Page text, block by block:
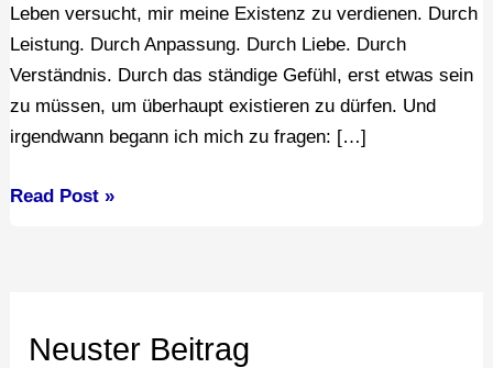
Leben versucht, mir meine Existenz zu verdienen. Durch
Leistung. Durch Anpassung. Durch Liebe. Durch
Verständnis. Durch das ständige Gefühl, erst etwas sein
zu müssen, um überhaupt existieren zu dürfen. Und
irgendwann begann ich mich zu fragen: […]
Read Post »
Neuster Beitrag